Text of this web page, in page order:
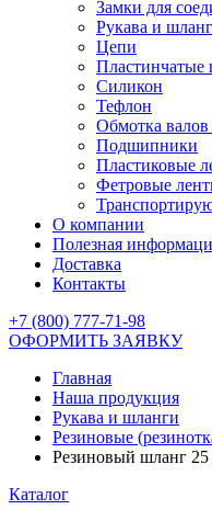
Замки для
Рукава и
Цепи
Пластинчатые
Силикон
Тефлон
Обмотка валов
Подшипники
Пластиковые
Фетровые
О компании
Полезная
Доставка
Контакты
+7 (800) 777-71-98
ОФОРМИТЬ ЗАЯВКУ
Главная
Наша продукция
Рукава и шланги
Резиновые
Резиновый шланг
Каталог